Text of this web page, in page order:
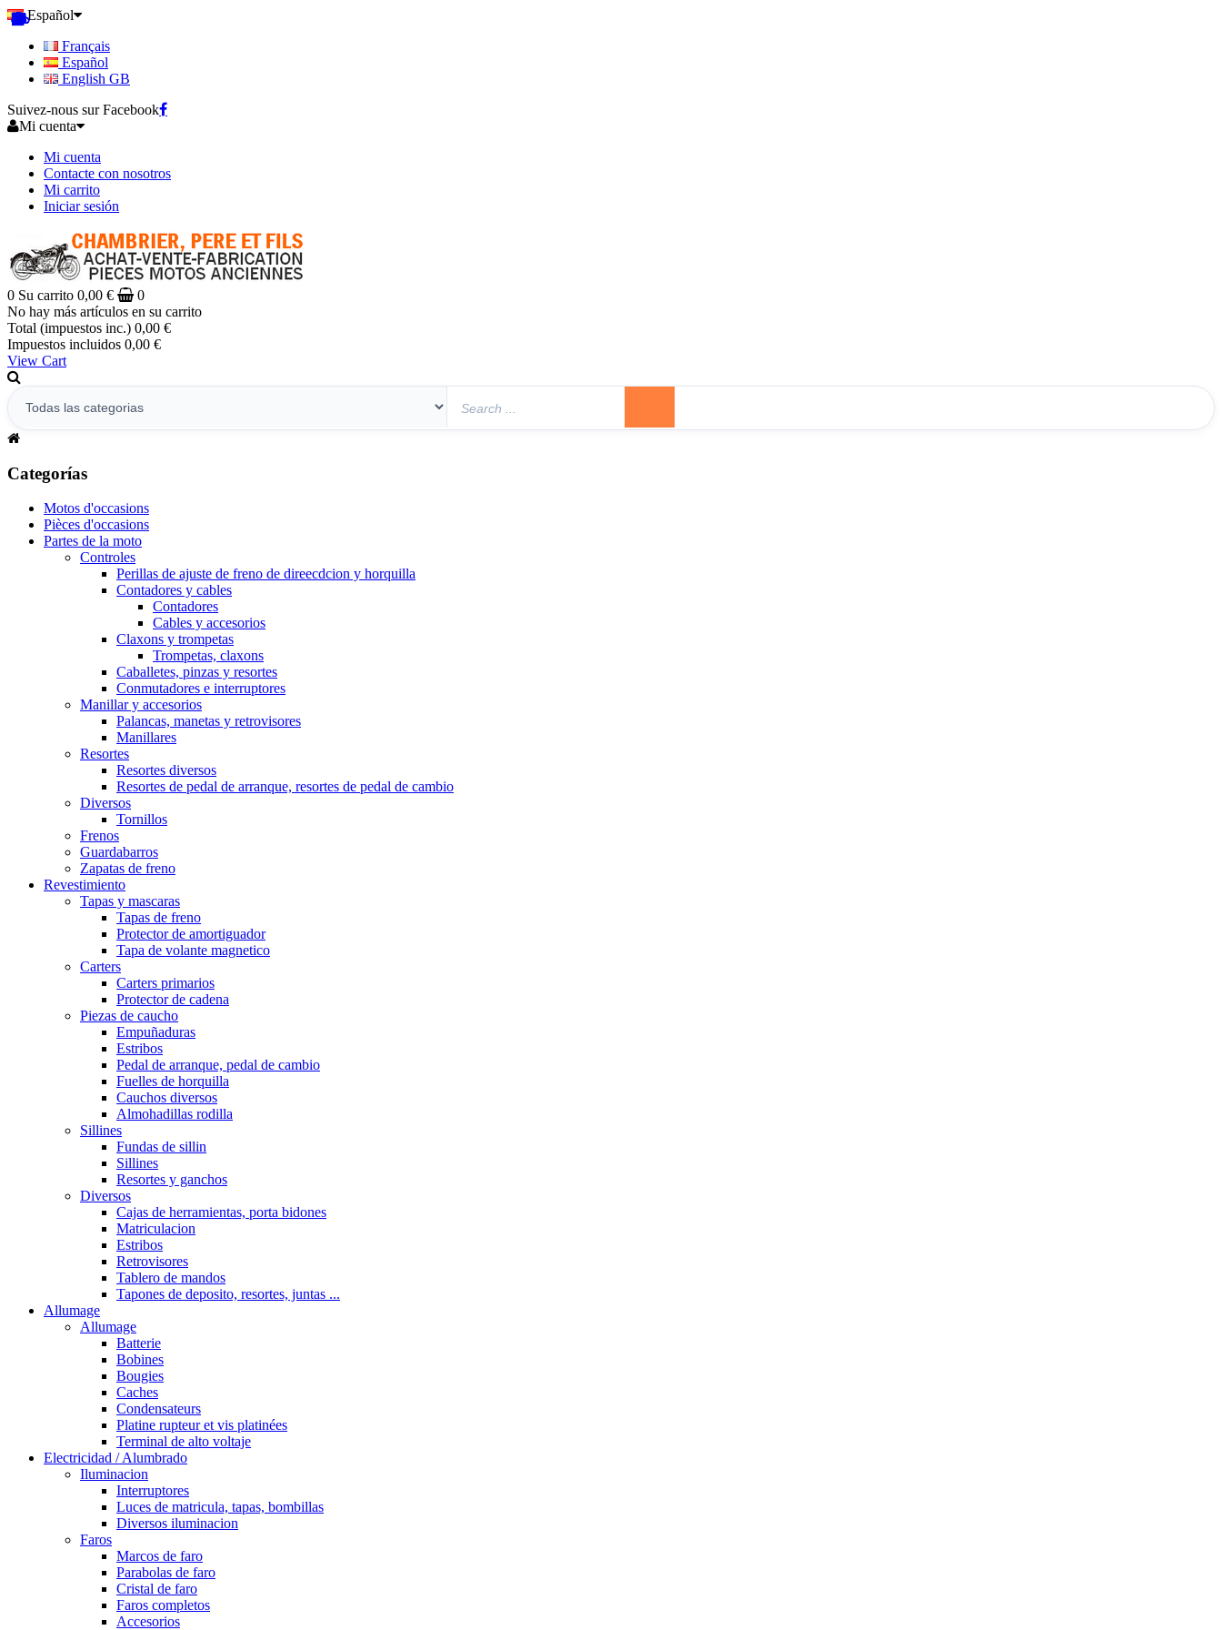
Español
Français
Español
English GB
Suivez-nous sur Facebook
Mi cuenta
Mi cuenta
Contacte con nosotros
Mi carrito
Iniciar sesión
0 Su carrito 0,00 €
0
No hay más artículos en su carrito
Total (impuestos inc.) 0,00 €
Impuestos incluidos 0,00 €
View Cart
Categorías
Motos d'occasions
Pièces d'occasions
Partes de la moto
Controles
Perillas de ajuste de freno de direecdcion y horquilla
Contadores y cables
Contadores
Cables y accesorios
Claxons y trompetas
Trompetas, claxons
Caballetes, pinzas y resortes
Conmutadores e interruptores
Manillar y accesorios
Palancas, manetas y retrovisores
Manillares
Resortes
Resortes diversos
Resortes de pedal de arranque, resortes de pedal de cambio
Diversos
Tornillos
Frenos
Guardabarros
Zapatas de freno
Revestimiento
Tapas y mascaras
Tapas de freno
Protector de amortiguador
Tapa de volante magnetico
Carters
Carters primarios
Protector de cadena
Piezas de caucho
Empuñaduras
Estribos
Pedal de arranque, pedal de cambio
Fuelles de horquilla
Cauchos diversos
Almohadillas rodilla
Sillines
Fundas de sillin
Sillines
Resortes y ganchos
Diversos
Cajas de herramientas, porta bidones
Matriculacion
Estribos
Retrovisores
Tablero de mandos
Tapones de deposito, resortes, juntas ...
Allumage
Allumage
Batterie
Bobines
Bougies
Caches
Condensateurs
Platine rupteur et vis platinées
Terminal de alto voltaje
Electricidad / Alumbrado
Iluminacion
Interruptores
Luces de matricula, tapas, bombillas
Diversos iluminacion
Faros
Marcos de faro
Parabolas de faro
Cristal de faro
Faros completos
Accesorios